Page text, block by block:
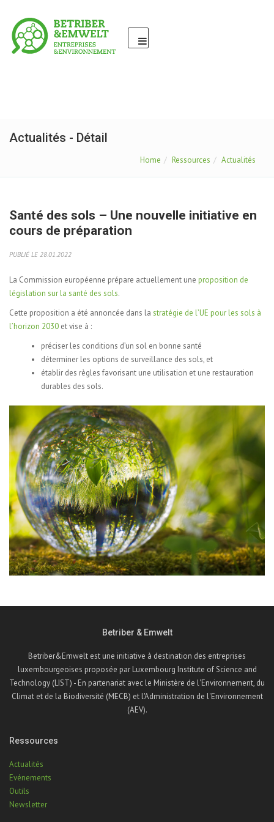
Actualités - Détail
Home Ressources Actualités
Santé des sols – Une nouvelle initiative en
cours de préparation
PUBLIÉ LE 28.01.2022
La Commission européenne prépare actuellement une proposition de
législation sur la santé des sols.
Cette proposition a été annoncée dans la stratégie de l’UE pour les sols à
l’horizon 2030 et vise à :
préciser les conditions d’un sol en bonne santé
déterminer les options de surveillance des sols, et
établir des règles favorisant une utilisation et une restauration
durables des sols.
Betriber & Emwelt
Betriber&Emwelt est une initiative à destination des entreprises
luxembourgeoises proposée par Luxembourg Institute of Science and
Technology (LIST) - En partenariat avec le Ministère de l'Environnement, du
Climat et de la Biodiversité (MECB) et l'Administration de l'Environnement
(AEV).
Ressources
Actualités
Evénements
Outils
Newsletter